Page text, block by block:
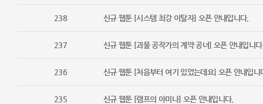
238 신규 웹툰 [시스템 최강 이탈자] 오픈 안내입니다.
237 신규 웹툰 [괴물 공작가의 계약 공녀] 오픈 안내입니
236 신규 웹툰 [처음부터 여기 있었는데요] 오픈 안내입니
235 신규 웹툰 [램프의 아미나] 오픈 안내입니다.